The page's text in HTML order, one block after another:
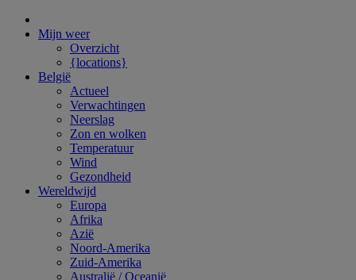
Mijn weer
Overzicht
{locations}
België
Actueel
Verwachtingen
Neerslag
Zon en wolken
Temperatuur
Wind
Gezondheid
Wereldwijd
Europa
Afrika
Azië
Noord-Amerika
Zuid-Amerika
Australië / Oceanië